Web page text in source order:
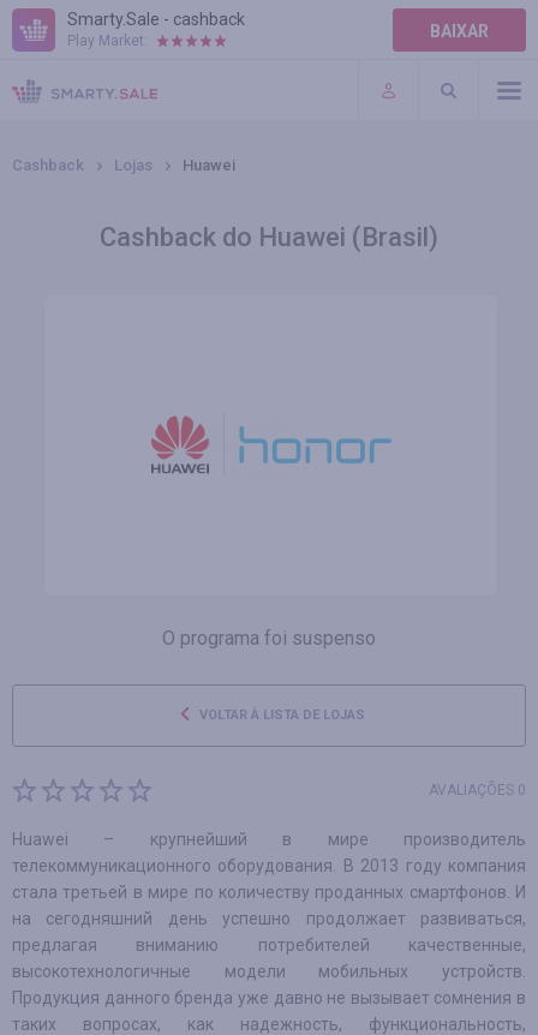
Smarty.Sale - cashback
Play Market: BAIXAR
AJUDA
TERMOS DE USO
Cashback Lojas Huawei
Cashback do Huawei (Brasil)
O programa foi suspenso
VOLTAR À LISTA DE LOJAS
AVALIAÇÕES 0
Huawei – крупнейший в мире производитель
телекоммуникационного оборудования. В 2013 году компания
стала третьей в мире по количеству проданных смартфонов. И
на сегодняшний день успешно продолжает развиваться,
предлагая вниманию потребителей качественные,
высокотехнологичные модели мобильных устройств.
Продукция данного бренда уже давно не вызывает сомнения в
таких вопросах, как надежность, функциональность,